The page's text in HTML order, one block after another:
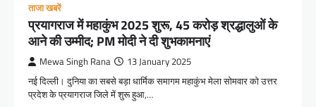
ताजा खबरें
प्रयागराज में महाकुंभ 2025 शुरू, 45 करोड़ श्रद्धालुओं के
आने की उम्मीद; PM मोदी ने दी शुभकामनाएं
Mewa Singh Rana 13 January 2025
नई दिल्ली। दुनिया का सबसे बड़ा धार्मिक समागम महाकुंभ मेला सोमवार को उत्तर
प्रदेश के प्रयागराज जिले में शुरू हुआ,…